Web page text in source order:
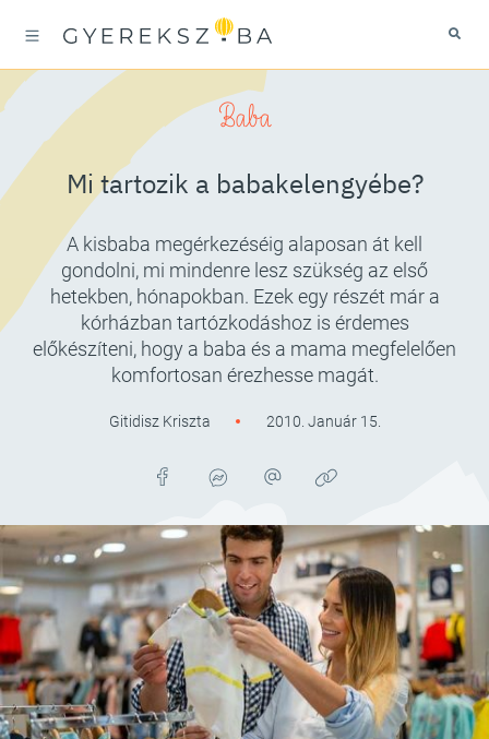
Baba
Mi tartozik a babakelengyébe?
A kisbaba megérkezéséig alaposan át kell
gondolni, mi mindenre lesz szükség az első
hetekben, hónapokban. Ezek egy részét már a
kórházban tartózkodáshoz is érdemes
előkészíteni, hogy a baba és a mama megfelelően
komfortosan érezhesse magát.
Gitidisz Kriszta 2010. Január 15.